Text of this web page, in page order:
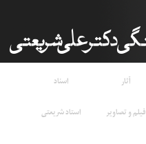
آثار
اسناد
فیلم و تصاویر
استاد شریعتی